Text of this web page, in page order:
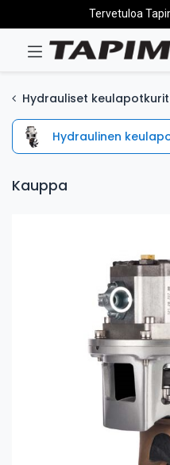
Tervetuloa
Hydrauliset
Hydraulinen
Kauppa